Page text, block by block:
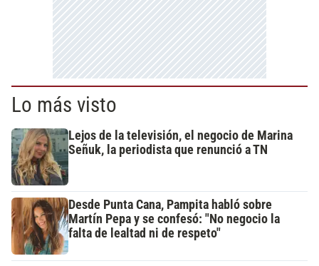
Lo más visto
Lejos de la televisión, el negocio de Marina
Señuk, la periodista que renunció a TN
Desde Punta Cana, Pampita habló sobre
Martín Pepa y se confesó: "No negocio la
falta de lealtad ni de respeto"